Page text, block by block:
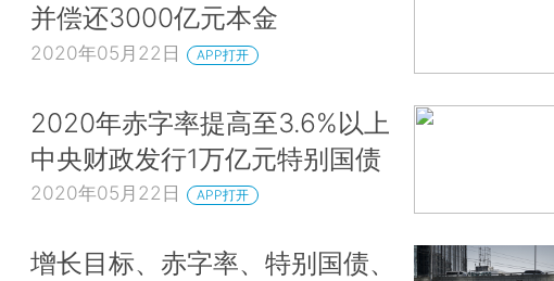
并偿还3000亿元本金
2020年05月22日 APP打开
2020年赤字率提高至3.6%以上
中央财政发行1万亿元特别国债
2020年05月22日 APP打开
增长目标、赤字率、特别国债、